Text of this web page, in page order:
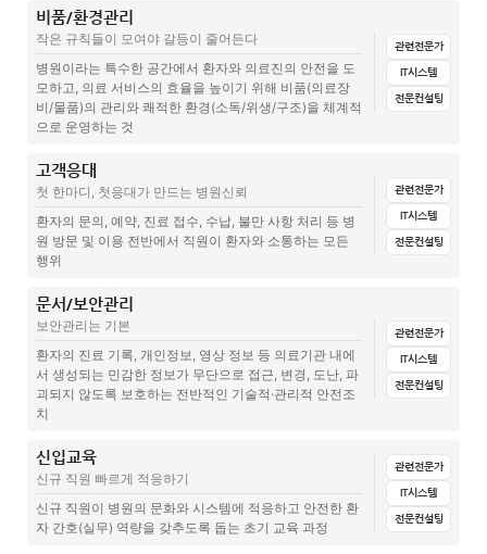
초상권 사용 동의서(준비중)
개인정보활용동의서(준비중) 동의서 관리대장(준비중)
놓치지 말자! 고객 시술 동의서
피부관리후 주의사항
드레싱 주의사항(준비중) 습윤밴드 사용법(준비중)
전체 문서양식
업무 인수인계 리스트
출근/퇴근 체크 매뉴얼(준비중)
단체 채팅방 사용규칙(준비중)
공지사항 확인 및 전달 절차(준비중)
병원직원갈등, 어디서부터 풀어야 할까요? 병원에 필요한 소통창구 만
드는 법
병원관리자 소통방식, 이렇게 달라야합니다.
병원인사관리 잘하는 방법 – 팀워크와 소통
병원경영컨설팅 병원에서 의사 소통이 왜 어려울까
비품/환경관리
작은 규칙들이 모여야 갈등이 줄어든다
병원이라는 특수한 공간에서 환자와 의료진의 안전을 도
모하고, 의료 서비스의 효율을 높이기 위해 비품(의료장
비/물품)의 관리와 쾌적한 환경(소독/위생/구조)을 체계적
으로 운영하는 것
관련전문가
IT시스템
전문컨설팅
전체
병원 내 정리정돈 역할분담표(준비중)
컴퓨터 사용 규칙(준비중)
시설고장 및 수리요청 프로세스(정전, 누수, 컴퓨터 다운 등)
(준비중)
감염병 대처 관리 매뉴얼
고객응대
첫 한마디, 첫응대가 만드는 병원신뢰
환자의 문의, 예약, 진료 접수, 수납, 불만 사항 처리 등 병
원 방문 및 이용 전반에서 직원이 환자와 소통하는 모든
행위
관련전문가
IT시스템
전문컨설팅
전체 문서양식
관련글(칼럼)
전화응대 매뉴얼(인사, 전달 내용 등)(준비중)
대기시간 안내 방법(준비중)
원포인트 컨설팅 – 병원 전화응대 서비스
병원고객 상황별 응대 매뉴얼의 중요성
문서/보안관리
보안관리는 기본
환자의 진료 기록, 개인정보, 영상 정보 등 의료기관 내에
서 생성되는 민감한 정보가 무단으로 접근, 변경, 도난, 파
괴되지 않도록 보호하는 전반적인 기술적·관리적 안전조
치
관련전문가
IT시스템
전문컨설팅
전체
컴퓨터 프로그램 비밀번호 관리지침(준비중)
신입교육
신규 직원 빠르게 적응하기
신규 직원이 병원의 문화와 시스템에 적응하고 안전한 환
자 간호(실무) 역량을 갖추도록 돕는 초기 교육 과정
관련전문가
IT시스템
전문컨설팅